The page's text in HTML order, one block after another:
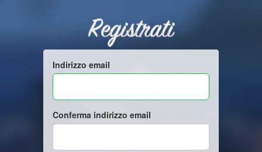
Registrati
Indirizzo email
Conferma indirizzo email